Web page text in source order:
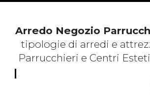
Arredo Negozio
tipologie di arredi e
Parrucchieri e Centri